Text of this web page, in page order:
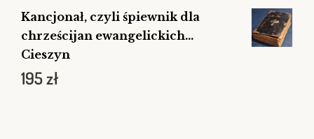
Kancjonał, czyli śpiewnik dla
chrześcijan ewangelickich...
Cieszyn
195zł